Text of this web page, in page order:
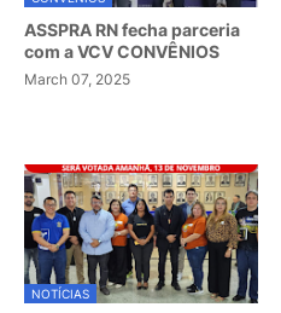
ASSPRA RN fecha parceria
com a VCV CONVÊNIOS
March 07, 2025
NOTÍCIAS